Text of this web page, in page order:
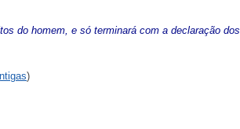
do homem, e só terminará com a declaração dos
)